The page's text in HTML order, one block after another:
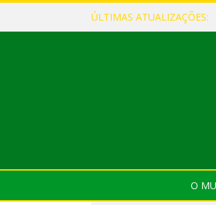
ÚLTIMAS ATUALIZAÇÕES:
O